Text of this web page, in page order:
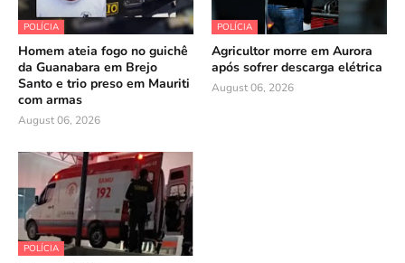
POLÍCIA
Homem ateia fogo no guichê
da Guanabara em Brejo
Santo e trio preso em Mauriti
com armas
August 06, 2026
POLÍCIA
Agricultor morre em Aurora
após sofrer descarga elétrica
August 06, 2026
POLÍCIA